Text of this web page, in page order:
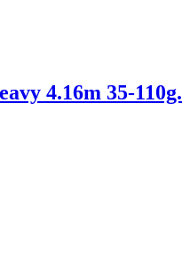
4.16m 35-110g.